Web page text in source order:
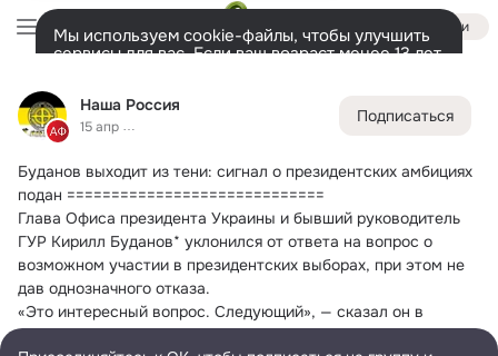
Наша Россия
15 апр
Подписаться
Буданов выходит из тени: сигнал о президентских амбициях
подан =============================
Глава Офиса президента Украины и бывший руководитель
ГУР Кирилл Буданов* уклонился от ответа на вопрос о
возможном участии в президентских выборах, при этом не
дав однозначного отказа.
«Это интересный вопрос. Следующий», — сказал он в
интервью Bloomberg.
Войти
Мы используем cookie-файлы, чтобы улучшить
сервисы для вас. Если ваш возраст менее 13 лет,
представитель.
Разрешить все
Лента Участники 31K Ещё
Дополнительная
колонка
Всё324 666 Обсуждаемые